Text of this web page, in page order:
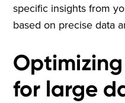
specific insights from
based on precise data
for large